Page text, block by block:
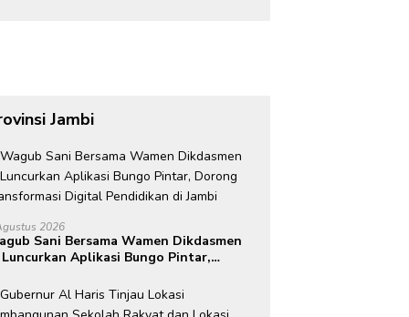
Jambi
2026
Sani Bersama Wamen Dikdasmen
Luncurkan Aplikasi Bungo Pintar,